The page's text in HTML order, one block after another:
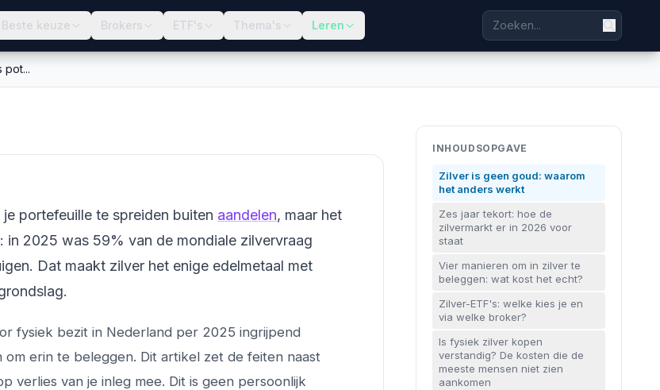
Beste keuze Brokers ETF's Thema's Leren
pot...
portefeuille te spreiden buiten aandelen, maar het
2025 was 59% van de mondiale zilvervraag
Dat maakt zilver het enige edelmetaal met
fysiek bezit in Nederland per 2025 ingrijpend
erin te beleggen. Dit artikel zet de feiten naast
verlies van je inleg mee. Dit is geen persoonlijk
INHOUDSOPGAVE
Zilver is geen goud: waarom
het anders werkt
Zes jaar tekort: hoe de
zilvermarkt er in 2026 voor
staat
Vier manieren om in zilver te
beleggen: wat kost het echt?
Zilver-ETF's: welke kies je en
via welke broker?
Is fysiek zilver kopen
verstandig? De kosten die de
meeste mensen niet zien
aankomen